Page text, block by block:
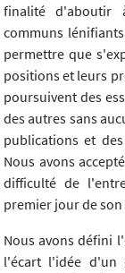
finalité d'aboutir
communs
permettre que
positions et leurs
poursuivent des
des autres sans
publications et
Nous avons
difficulté de
premier jour de
Nous avons défini
l'écart l'idée d'un